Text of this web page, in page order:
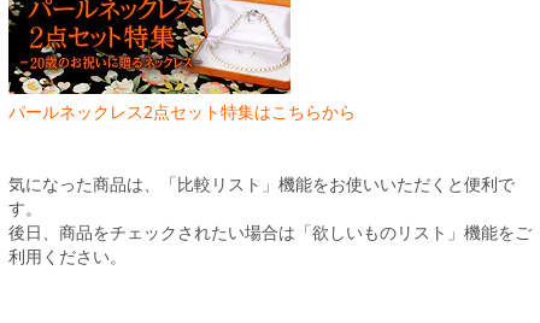
パールネックレス2点セット特集はこちらから
気になった商品は、「比較リスト」機能をお使いいただくと便利で
す。
後日、商品をチェックされたい場合は「欲しいものリスト」機能をご
利用ください。